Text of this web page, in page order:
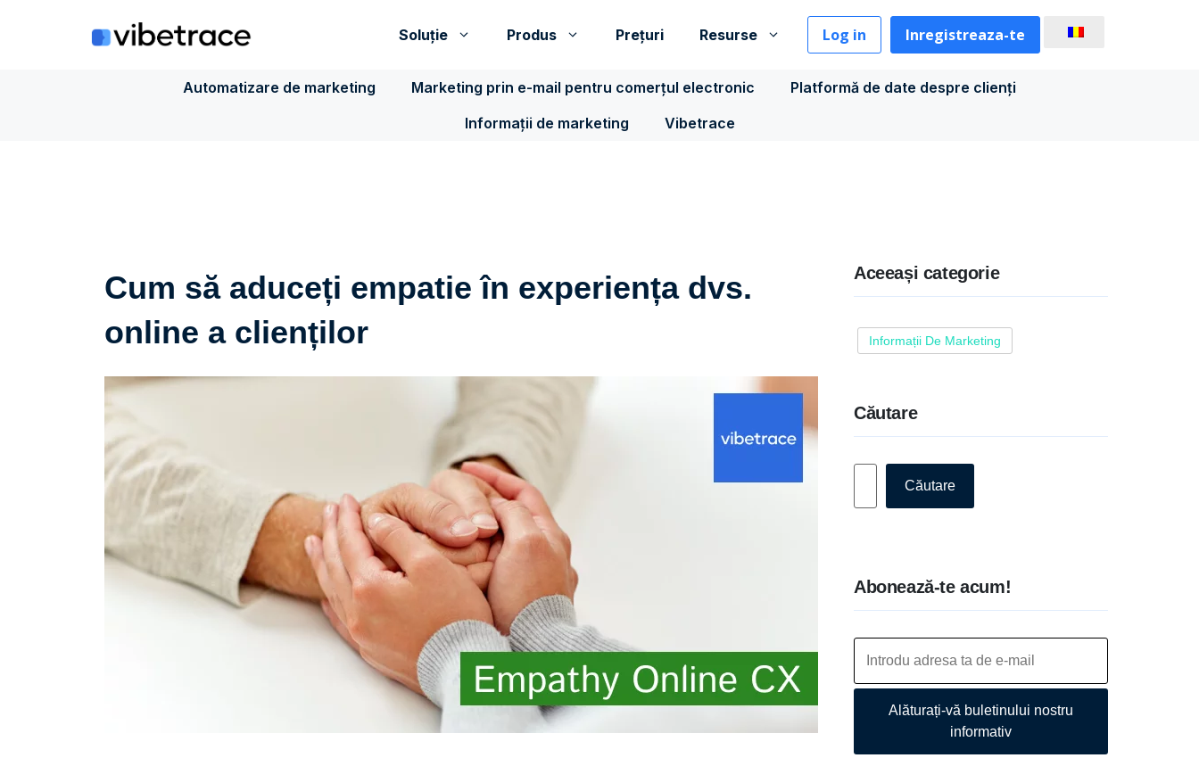
Soluţie Produs Prețuri Resurse Log in Inregistreaza-te
Automatizare de marketing Marketing prin e-mail pentru comerțul electronic
Platformă de date despre clienți
Informații de marketing
Vibetrace
Cum să aduceți empatie în experiența dvs.
online a clienților
Aceeași categorie
Informații De Marketing
Căutare
Căutare
Abonează-te acum!
Alăturați-vă buletinului nostru
informativ